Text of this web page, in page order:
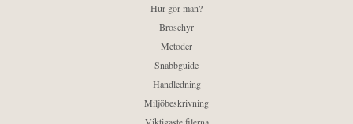
Hur gör man?
Broschyr
Metoder
Snabbguide
Handledning
Miljöbeskrivning